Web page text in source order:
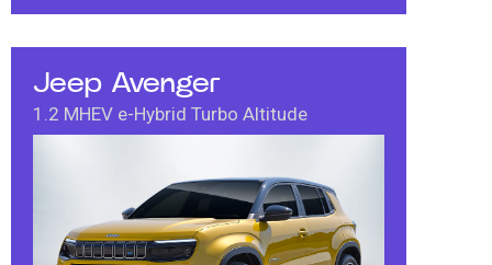
Jeep Avenger
1.2 MHEV e-Hybrid Turbo Altitude